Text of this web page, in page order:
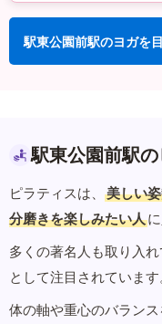
駅東公園前駅のヨガを
駅東公園前駅
ピラティスは、 美しい
分磨きを楽しみたい人
多くの著名人も取り入
として注目されています
体の軸や重心のバランス